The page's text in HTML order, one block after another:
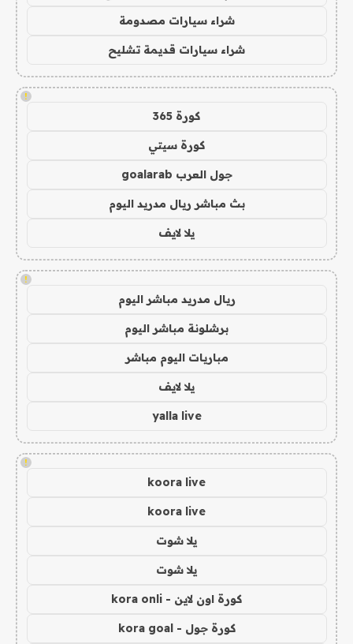
شراء سيارات مصدومة
شراء سيارات قديمة تشليح
!
كورة 365
كورة سيتي
جول العرب goalarab
بث مباشر ريال مدريد اليوم
يلا لايف
!
ريال مدريد مباشر اليوم
برشلونة مباشر اليوم
مباريات اليوم مباشر
يلا لايف
yalla live
!
koora live
koora live
يلا شوت
يلا شوت
كورة اون لاين - kora onli
كورة جول - kora goal